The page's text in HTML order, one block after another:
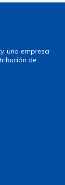
una empresa
de